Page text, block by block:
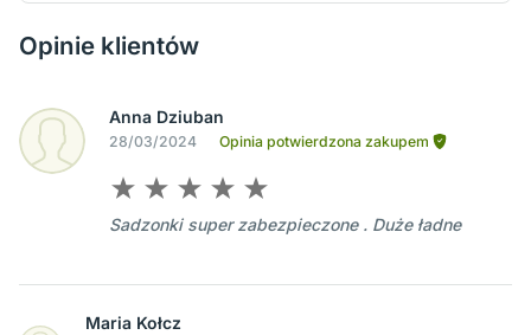
Opinie klientów
Anna Dziuban
28/03/2024 Opinia potwierdzona zakupem
Sadzonki super zabezpieczone . Duże ładne
Maria Kołcz